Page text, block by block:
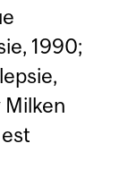
1990;